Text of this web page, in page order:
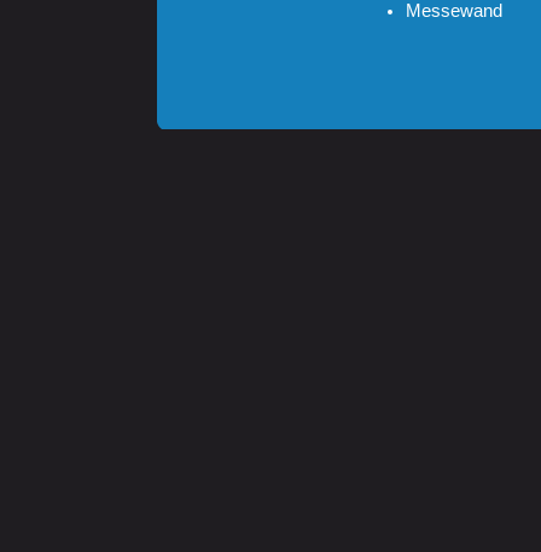
Messewand